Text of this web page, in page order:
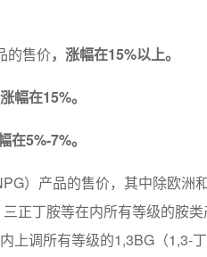
的售价，涨幅在15%以上。
幅在15%。
在5%-7%。
）产品的售价，其中除欧洲
正丁胺等在内所有等级的胺
上调所有等级的1,3BG（1,3-